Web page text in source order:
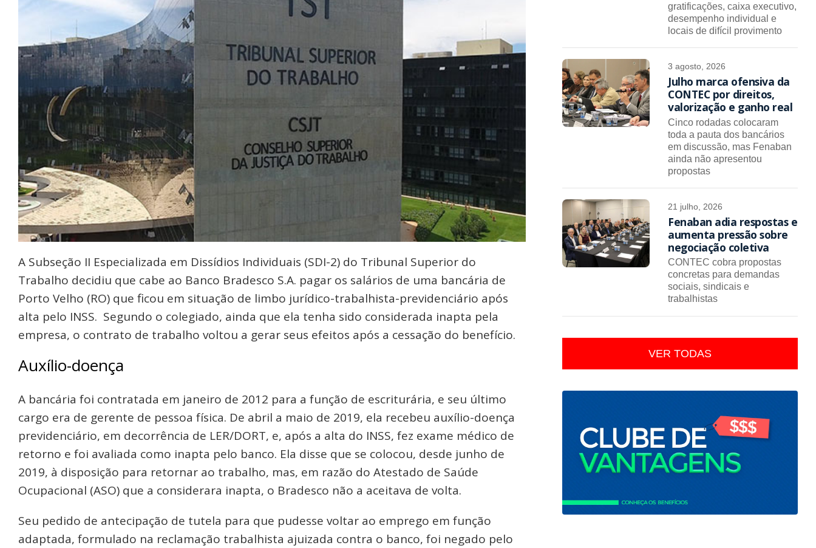
A Subseção II Especializada em Dissídios Individuais (SDI-2) do Tribunal Superior do
Trabalho decidiu que cabe ao Banco Bradesco S.A. pagar os salários de uma bancária de
Porto Velho (RO) que ficou em situação de limbo jurídico-trabalhista-previdenciário após
alta pelo INSS. Segundo o colegiado, ainda que ela tenha sido considerada inapta pela
empresa, o contrato de trabalho voltou a gerar seus efeitos após a cessação do benefício.
Auxílio-doença
A bancária foi contratada em janeiro de 2012 para a função de escriturária, e seu último
cargo era de gerente de pessoa física. De abril a maio de 2019, ela recebeu auxílio-doença
previdenciário, em decorrência de LER/DORT, e, após a alta do INSS, fez exame médico de
retorno e foi avaliada como inapta pelo banco. Ela disse que se colocou, desde junho de
2019, à disposição para retornar ao trabalho, mas, em razão do Atestado de Saúde
Ocupacional (ASO) que a considerara inapta, o Bradesco não a aceitava de volta.
Seu pedido de antecipação de tutela para que pudesse voltar ao emprego em função
adaptada, formulado na reclamação trabalhista ajuizada contra o banco, foi negado pelo
gratificações, caixa executivo,
desempenho individual e
locais de difícil provimento
3 agosto, 2026
Julho marca ofensiva da
CONTEC por direitos,
valorização e ganho real
Cinco rodadas colocaram
toda a pauta dos bancários
em discussão, mas Fenaban
ainda não apresentou
propostas
21 julho, 2026
Fenaban adia respostas e
aumenta pressão sobre
negociação coletiva
CONTEC cobra propostas
concretas para demandas
sociais, sindicais e
trabalhistas
VER TODAS